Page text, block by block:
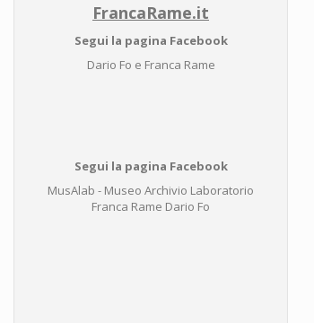
FrancaRame.it
Segui la pagina Facebook
Dario Fo e Franca Rame
Segui la pagina Facebook
MusAlab - Museo Archivio Laboratorio
Franca Rame Dario Fo